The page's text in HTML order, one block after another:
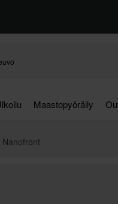
Maastopyöräily